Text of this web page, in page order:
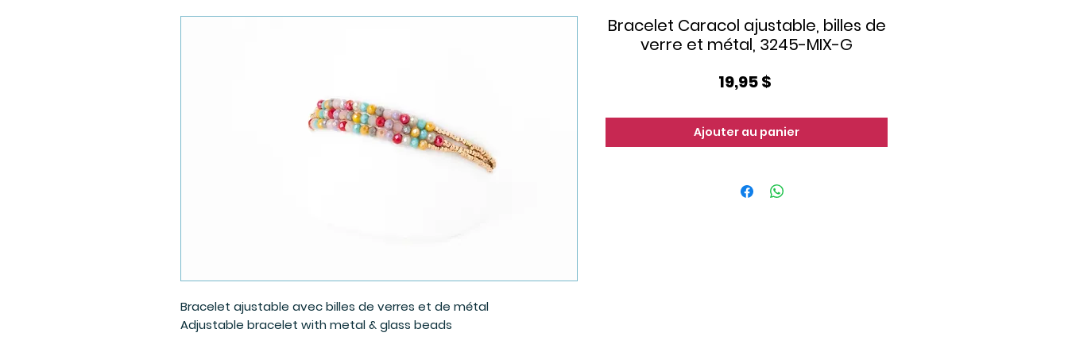
Bracelet ajustable avec billes de verres et de métal
Adjustable bracelet with metal & glass beads
Bracelet Caracol ajustable, billes de
verre et métal, 3245-MIX-G
19,95 $Prix
Ajouter au panier